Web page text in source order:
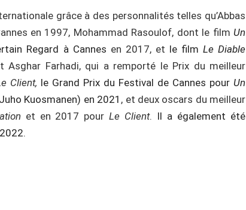
grâce à des personnalités telles qu’Abbas
en 1997, Mohammad Rasoulof, dont le film Un
Regard à Cannes en 2017, et le film Le Diable
Asghar Farhadi, qui a remporté le Prix du meilleur
Client, le Grand Prix du Festival de Cannes pour Un
Kuosmanen) en 2021 , et deux oscars du meilleur
et en 2017 pourLe Client. Il a également été